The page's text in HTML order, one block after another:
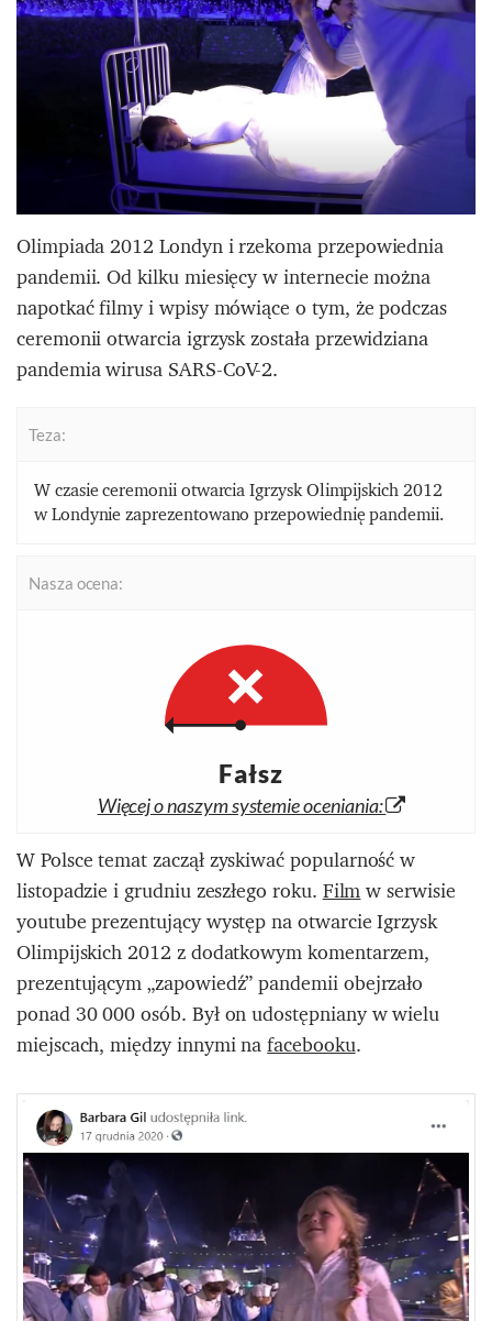
Olimpiada 2012 Londyn i rzekoma przepowiednia
pandemii. Od kilku miesięcy w internecie można
napotkać filmy i wpisy mówiące o tym, że podczas
ceremonii otwarcia igrzysk została przewidziana
pandemia wirusa SARS-CoV-2.
Teza:
W czasie ceremonii otwarcia Igrzysk Olimpijskich 2012
w Londynie zaprezentowano przepowiednię pandemii.
Nasza ocena:
Fałsz
Więcej o naszym systemie oceniania:
W Polsce temat zaczął zyskiwać popularność w
listopadzie i grudniu zeszłego roku.Filmw serwisie
youtube prezentujący występ na otwarcie Igrzysk
Olimpijskich 2012 z dodatkowym komentarzem,
prezentującym „zapowiedź” pandemii obejrzało
ponad 30 000 osób. Był on udostępniany w wielu
miejscach, między innymi nafacebooku.